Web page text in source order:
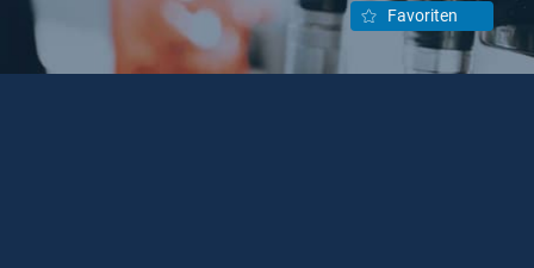
Favoriten